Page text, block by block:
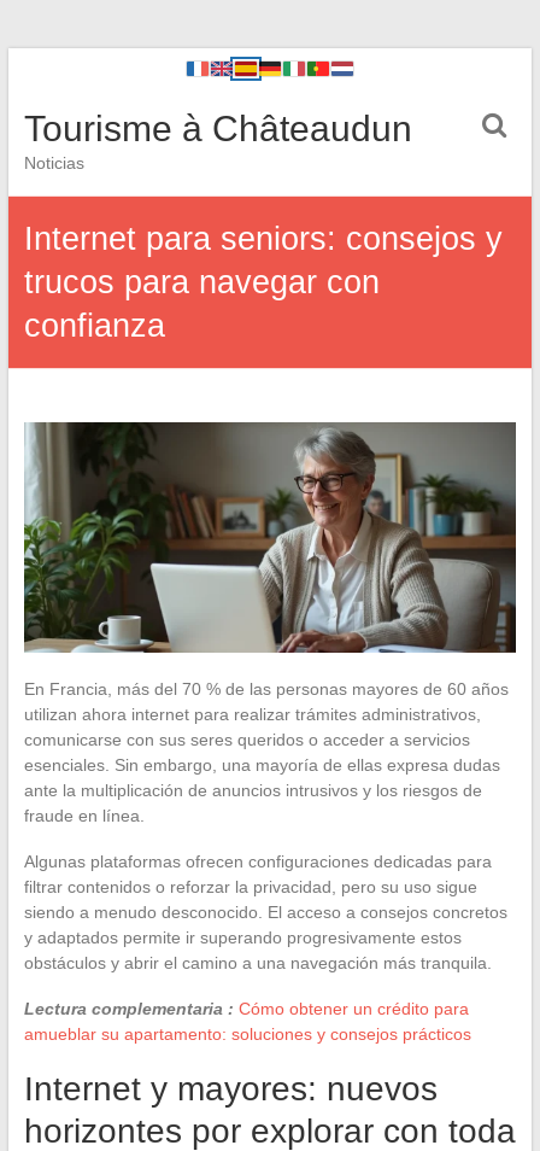
Tourisme à Châteaudun
Noticias
Internet para seniors: consejos y
trucos para navegar con
confianza
En Francia, más del 70 % de las personas mayores de 60 años
utilizan ahora internet para realizar trámites administrativos,
comunicarse con sus seres queridos o acceder a servicios
esenciales. Sin embargo, una mayoría de ellas expresa dudas
ante la multiplicación de anuncios intrusivos y los riesgos de
fraude en línea.
Algunas plataformas ofrecen configuraciones dedicadas para
filtrar contenidos o reforzar la privacidad, pero su uso sigue
siendo a menudo desconocido. El acceso a consejos concretos
y adaptados permite ir superando progresivamente estos
obstáculos y abrir el camino a una navegación más tranquila.
Lectura complementaria : Cómo obtener un crédito para
amueblar su apartamento: soluciones y consejos prácticos
Internet y mayores: nuevos
horizontes por explorar con toda